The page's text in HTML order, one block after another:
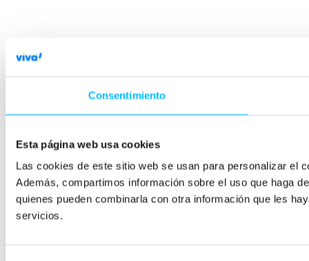
Consentimiento
Esta página web usa cookies
Las cookies de este sitio web se usan para personalizar el
Además, compartimos información sobre el uso que haga
quienes pueden combinarla con otra información que les
servicios.